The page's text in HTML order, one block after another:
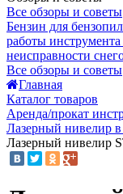
Все обзоры и советы
Бензин для
работы инструмента
неисправности
Все обзоры и советы
Главная
Каталог товаров
Аренда/прокат
Лазерный нивелир в
Лазерный нивелир